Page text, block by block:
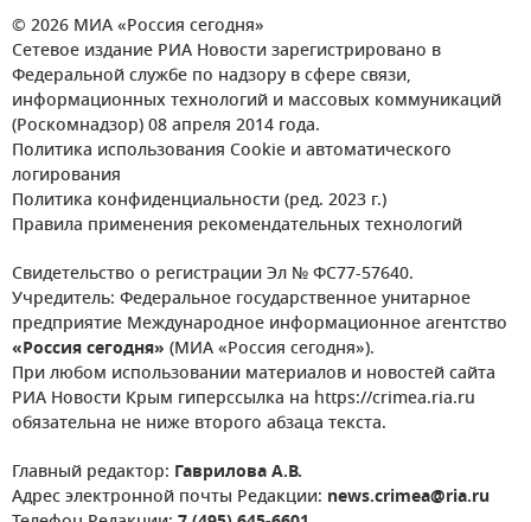
© 2026 МИА «Россия сегодня»
Сетевое издание РИА Новости зарегистрировано в
Федеральной службе по надзору в сфере связи,
информационных технологий и массовых коммуникаций
(Роскомнадзор) 08 апреля 2014 года.
Политика использования Cookie и автоматического
логирования
Политика конфиденциальности (ред. 2023 г.)
Правила применения рекомендательных технологий
Свидетельство о регистрации Эл № ФС77-57640.
Учредитель: Федеральное государственное унитарное
предприятие Международное информационное агентство
«Россия сегодня» (МИА «Россия сегодня»).
При любом использовании материалов и новостей сайта
РИА Новости Крым гиперссылка на https://crimea.ria.ru
обязательна не ниже второго абзаца текста.
Главный редактор: Гаврилова А.В.
Адрес электронной почты Редакции: news.crimea@ria.ru